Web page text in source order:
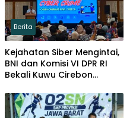
Berita
Kejahatan Siber Mengintai,
BNI dan Komisi VI DPR RI
Bekali Kuwu Cirebon